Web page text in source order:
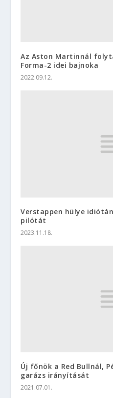
Az Aston Martinnál
Forma-2 idei bajnoka
2022.09.12.
Verstappen hülye
pilótát
2023.11.18.
Új főnök a Red Bullnál,
garázs irányítását
2021.07.01.